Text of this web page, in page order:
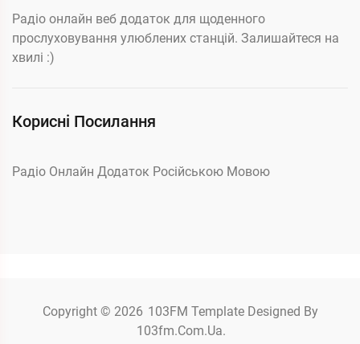
Радіо онлайн веб додаток для щоденного
прослуховування улюблених станцій. Залишайтеся на
хвилі :)
Корисні Посилання
Радіо Онлайн Додаток Російською Мовою
Copyright © 2026 103FM Template Designed By
103fm.com.ua.